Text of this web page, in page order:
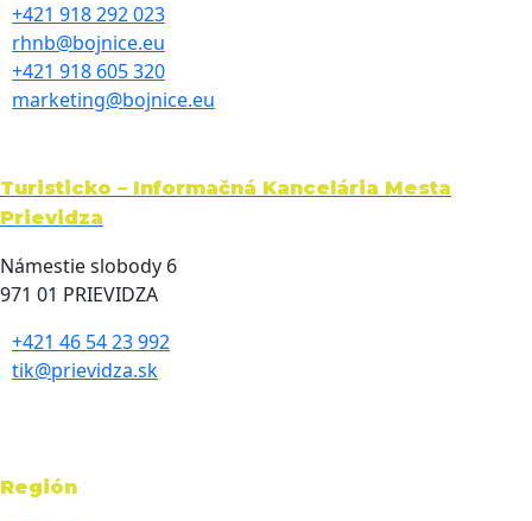
+421 918 292 023
rhnb@bojnice.eu
+421 918 605 320
marketing@bojnice.eu
Turisticko – Informačná Kancelária Mesta
Prievidza
Námestie slobody 6
971 01 PRIEVIDZA
+421 46 54 23 992
tik@prievidza.sk
Región